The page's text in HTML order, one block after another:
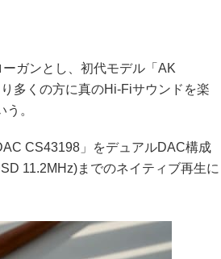
ガンとし、初代モデル「AK
多くの方に真のHi-Fiサウンドを楽
。
CS43198」をデュアルDAC構成
11.2MHz)までのネイティブ再生に